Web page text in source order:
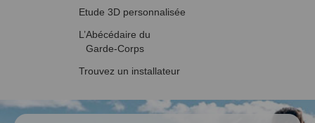
Etude 3D personnalisée
L’Abécédaire du
Garde-Corps
Trouvez un installateur